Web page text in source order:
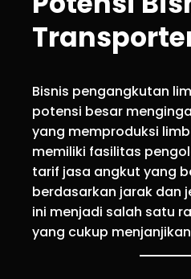
Bisnis pengangkutan
potensi besar
yang memproduksi
memiliki fasilitas
tarif jasa angkut yang
berdasarkan jarak dan
ini menjadi salah satu
yang cukup